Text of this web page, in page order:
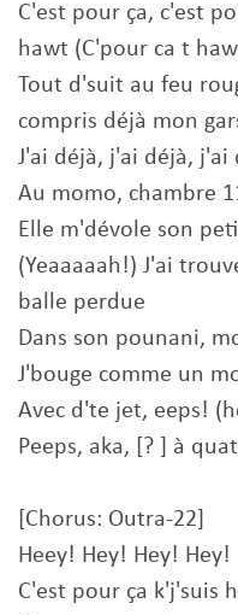
C'est pour ça, c'est
hawt (C'pour ca t
Tout d'suit au feu
compris déjà mon
J'ai déjà, j'ai déjà, j'ai
Au momo, chambre
Elle m'dévole son
(Yeaaaaah!) J'ai
balle perdue
Dans son pounani,
J'bouge comme un
Avec d'te jet, eeps!
Peeps, aka, [? ] à
[Chorus: Outra-22]
Heey! Hey! Hey! Hey!
C'est pour ça k'j'suis